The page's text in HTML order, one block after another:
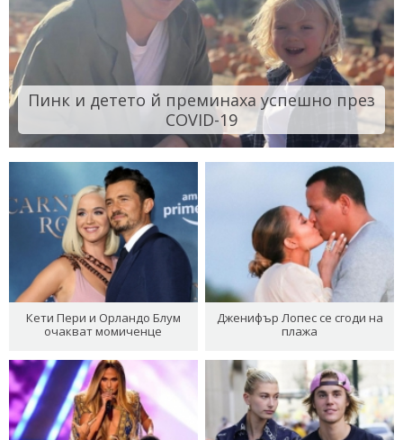
Пинк и детето й преминаха успешно през
COVID-19
Кети Пери и Орландо Блум
очакват момиченце
Дженифър Лопес се сгоди на
плажа